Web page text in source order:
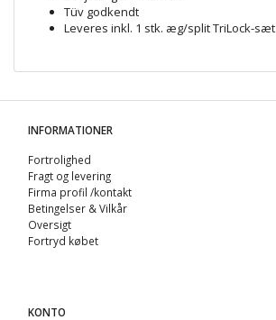
Tüv godkendt
Leveres inkl. 1 stk. æg/split TriLock-sæt
INFORMATIONER
Fortrolighed
Fragt og levering
Firma profil /kontakt
Betingelser & Vilkår
Oversigt
Fortryd købet
KONTO